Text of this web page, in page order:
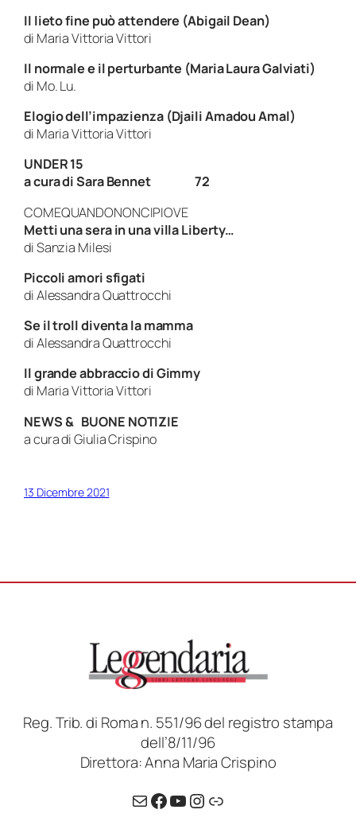
Il lieto fine può attendere (Abigail Dean)
di Maria Vittoria Vittori
Il normale e il perturbante (Maria Laura Galviati)
di Mo. Lu.
Elogio dell’impazienza (Djaili Amadou Amal)
di Maria Vittoria Vittori
UNDER 15
a cura di Sara Bennet 72
COMEQUANDONONCIPIOVE
Metti una sera in una villa Liberty…
di Sanzia Milesi
Piccoli amori sfigati
di Alessandra Quattrocchi
Se il troll diventa la mamma
di Alessandra Quattrocchi
Il grande abbraccio di Gimmy
di Maria Vittoria Vittori
NEWS & BUONE NOTIZIE
a cura di Giulia Crispino
13 Dicembre 2021
Reg. Trib. di Roma n. 551/96 del registro stampa
dell’8/11/96
Direttora: Anna Maria Crispino
Email
Facebook
YouTube
Instagram
Link